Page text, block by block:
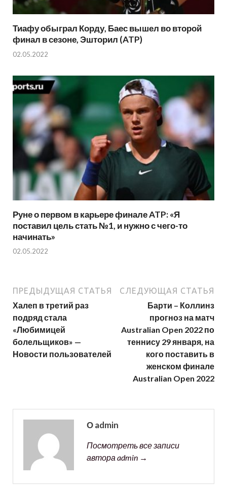
Тиафу обыграл Корду, Баес вышел во второй
финал в сезоне, Эшторил (ATP)
02.05.2022
Руне о первом в карьере финале ATP: «Я
поставил цель стать №1, и нужно с чего-то
начинать»
02.05.2022
ПРЕДЫДУЩАЯ СТАТЬЯ
Халеп в третий раз
подряд стала
«Любимицей
болельщиков» —
Новости пользователей
СЛЕДУЮЩАЯ СТАТЬЯ
Барти – Коллинз
прогноз на матч
Australian Open 2022 по
теннису 29 января, на
кого поставить в
женском финале
Australian Open 2022
О admin
Посмотреть все записи
автора admin →